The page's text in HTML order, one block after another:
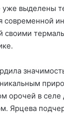
выделены
современной
своими
орочей в
Ярцева